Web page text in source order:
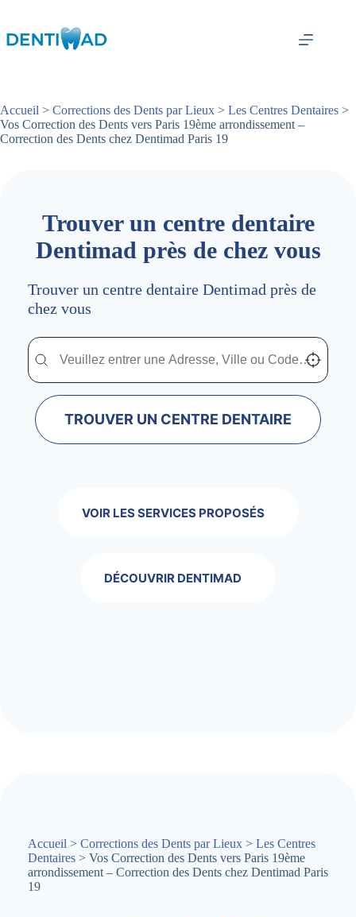
contenu
Accueil > Corrections des Dents par Lieux > Les Centres Dentaires >
Vos Correction des Dents vers Paris 19ème arrondissement –
Correction des Dents chez Dentimad Paris 19
Trouver un centre dentaire
Dentimad près de chez vous
Trouver un centre dentaire Dentimad près de
chez vous
Trouver un centre dentaire Dentimad près de
Trouver un centre dentaire Dentimad près de chez vous Localisez-
TROUVER UN CENTRE DENTAIRE
VOIR LES SERVICES PROPOSÉS
DÉCOUVRIR DENTIMAD
Accueil > Corrections des Dents par Lieux > Les Centres
Dentaires > Vos Correction des Dents vers Paris 19ème
arrondissement – Correction des Dents chez Dentimad Paris
19